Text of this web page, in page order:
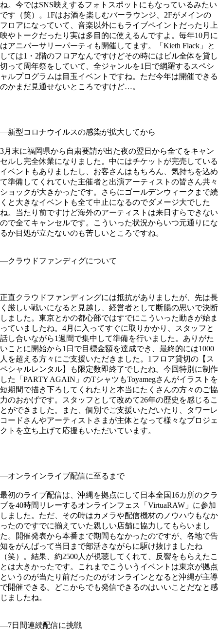
ね。今ではSNS映えするフォトスポットにもなっているみたい
です（笑）。1Fはお酒を楽しむバーラウンジ、2Fがメインの
フロアになっていて、音楽以外にもライブペイントだったり上
映やトークだったり実は多目的に使えるんですよ。毎年10月に
はアニバーサリーパーティも開催してます。「Kieth Flack」と
しては1・2階のフロアなんですけどその時にはビル全体を貸し
切って周年祭をしていて、全ジャンルを1日で網羅するスペシ
ャルプログラムは目玉イベントですね。ただ今年は開催できる
のかまだ見通せないところですけど…。
—新型コロナウイルスの感染が拡大してから
3月末に福岡県から自粛要請が出た夜の翌日から全てをキャン
セルし完全休業になりました。中にはチケットが完売している
イベントもありましたし、お客さんはもちろん、気持ちを込め
て準備してくれていた主催者と出演アーティストの皆さん共々
ショックが大きかったです。さらにゴールデンウィークまで続
くと大きなイベントも全て中止になるのでダメージ大でした
ね。当たり前ですけど海外のアーティストは来日すらできない
ので全てキャンセルです。こういった状況からいつ元通りにな
るか目処が立たないのも苦しいところですね。
—クラウドファンディグについて
正直クラウドファンディングには抵抗がありましたが、先は長
く厳しい戦いになると見越し、経営者として断腸の思いで決断
しました。東京とかの都心部ではすでにこういった動きが始ま
っていましたね。4月に入ってすぐに取りかかり、スタッフと
話し合いながら1週間で集中して準備を行いました。ありがた
いことに開始から1日で目標金額を達成でき、最終的には1000
人を超える方々にご支援いただきました。1フロア貸切の【ス
ペシャルレンタル】も限定数即終了でしたね。今回特別に制作
した「PARTY AGAIN」のTシャツもToyamegさんがイラストを
短期間で描き下ろしてくれたりと本当にたくさんの方々のご協
力のおかげです。スタッフとして改めて26年の歴史を感じるこ
とができました。また、個別でご支援いただいたり、タワーレ
コードさんやアーティストさまが主体となって様々なプロジェ
クトを立ち上げて応援もいただいています。
—オンラインライブ配信に至るまで
最初のライブ配信は、沖縄を拠点にして日本全国16カ所のクラ
ブを40時間リレーするオンラインフェス「VirtuaRAW」に参加
しました。ただ、その時はカメラや配信機材のノウハウもなか
ったのですでに揃えていた親しい店舗に協力してもらいまし
た。開催発表から本番まで期間もなかったのですが、各地で告
知をがんばって当日まで部活さながらに駆け抜けましたね
（笑）。結果、約2500人が視聴してくれて、反響をもらえたこ
とは大きかったです。これまでこういうイベントは東京が拠点
というのが当たり前だったのがオンラインとなると沖縄が主導
で開催できる。どこからでも発信できるのはいいことだなと感
じましたね。
—7日間連続配信に挑戦